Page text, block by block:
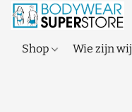
Shop Wie zijn wij